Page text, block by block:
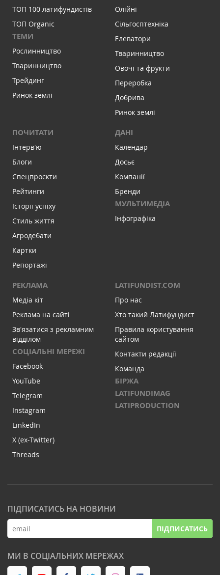
ТОП 100 латифундистів
ТОП Organic
ТЕМИ
Рослинництво
Тваринництво
Трейдинг
Ринок землі
Олійні
Сільгосптехніка
Елеватори
Тваринництво
Овочі та фрукти
Переробка
Добрива
Ринок землі
ПОЧИТАТИ
Інтервʼю
Блоги
Спецпроєкти
Рейтинги
Історії успіху
Стиль життя
Агродебати
Картки
Репортажі
ДАНІ
Календар
Досьє
Компанії
Бренди
МУЛЬТИМЕДІА
Інфографіка
РЕКЛАМА
Медіа кіт
Реклама на сайті
Зв'язатися з рекламним
відділом
СОЦІАЛЬНІ МЕРЕЖІ
Facebook
YouTube
Telegram
Instagram
LinkedIn
X (ex-Twitter)
Threads
LATIFUNDIST.COM
Про нас
Хто такий Латифундист
Правила користування
сайтом
Контакти редакції
Команда
БІРЖА
LATIFUNDIMAG
LATIPRODUCTION
ПІДПИСАТИСЬ НА НОВИНИ
ПІДПИСАТИСЬ
МИ В СОЦІАЛЬНИХ МЕРЕЖАХ